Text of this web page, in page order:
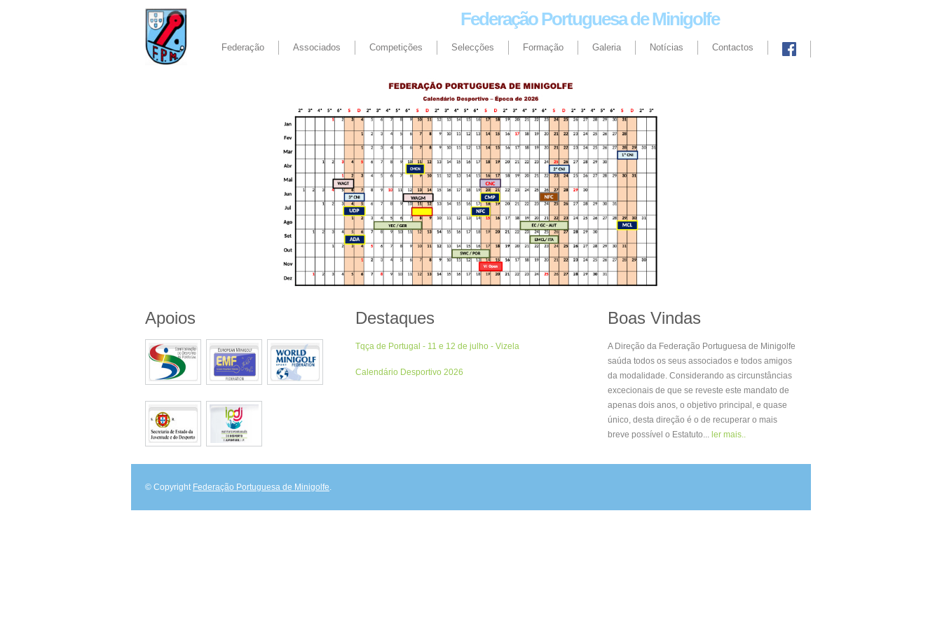
Federação Portuguesa de Minigolfe
Federação Associados Competições Selecções Formação Galeria Notícias Contactos
Apoios Destaques
Tqça de Portugal - 11 e 12 de julho - Vizela
Calendário Desportivo 2026
Boas Vindas
A Direção da Federação Portuguesa de Minigolfe
saúda todos os seus associados e todos amigos
da modalidade. Considerando as circunstâncias
excecionais de que se reveste este mandato de
apenas dois anos, o objetivo principal, e quase
único, desta direção é o de recuperar o mais
breve possível o Estatuto... ler mais..
© Copyright Federação Portuguesa de Minigolfe.